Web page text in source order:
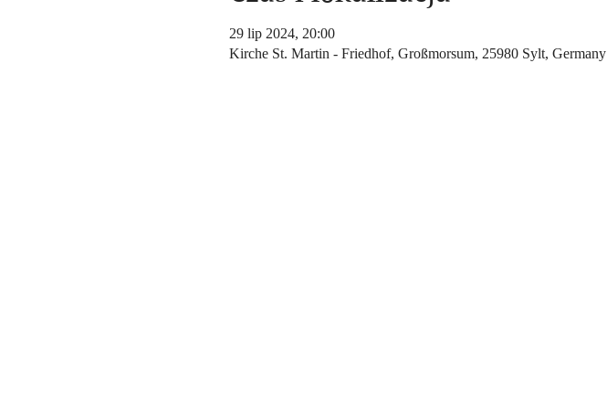
29 lip 2024, 20:00
Kirche St. Martin - Friedhof, Großmorsum, 25980 Sylt, Germany